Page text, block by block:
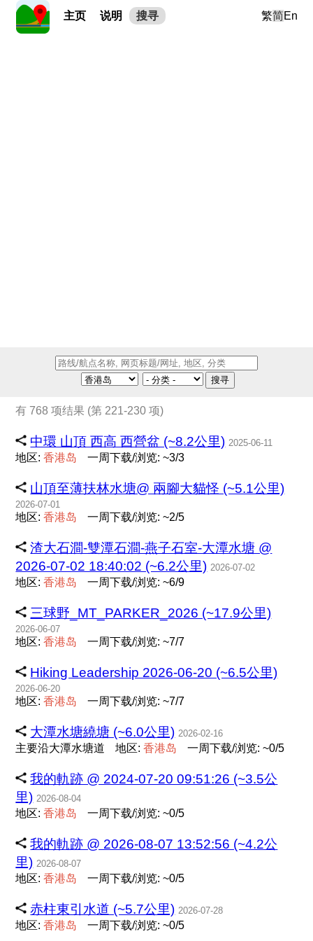
主页 说明 搜寻 繁简En
搜寻
有 768 项结果 (第 221-230 项)
中環 山頂 西高 西營盆 (~8.2公里) 2025-06-11
地区:香港岛 一周下载/浏览: ~3/3
山頂至薄扶林水塘@ 兩腳大貓怪 (~5.1公里)
2026-07-01
地区:香港岛 一周下载/浏览: ~2/5
渣大石澗-雙潭石澗-燕子石室-大潭水塘 @
2026-07-02 18:40:02 (~6.2公里) 2026-07-02
地区:香港岛 一周下载/浏览: ~6/9
三球野_MT_PARKER_2026 (~17.9公里)
2026-06-07
地区:香港岛 一周下载/浏览: ~7/7
Hiking Leadership 2026-06-20 (~6.5公里)
2026-06-20
地区:香港岛 一周下载/浏览: ~7/7
大潭水塘繞塘 (~6.0公里) 2026-02-16
主要沿大潭水塘道 地区:香港岛 一周下载/浏览: ~0/5
我的軌跡 @ 2024-07-20 09:51:26 (~3.5公
里) 2026-08-04
地区:香港岛 一周下载/浏览: ~0/5
我的軌跡 @ 2026-08-07 13:52:56 (~4.2公
里) 2026-08-07
地区:香港岛 一周下载/浏览: ~0/5
赤柱東引水道 (~5.7公里) 2026-07-28
地区:香港岛 一周下载/浏览: ~0/5